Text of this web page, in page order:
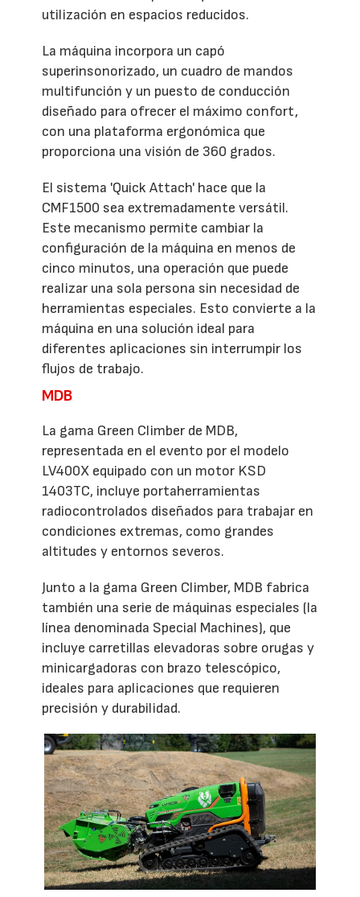
utilización en espacios reducidos.
La máquina incorpora un capó
superinsonorizado, un cuadro de mandos
multifunción y un puesto de conducción
diseñado para ofrecer el máximo confort,
con una plataforma ergonómica que
proporciona una visión de 360 grados.
El sistema 'Quick Attach' hace que la
CMF1500 sea extremadamente versátil.
Este mecanismo permite cambiar la
configuración de la máquina en menos de
cinco minutos, una operación que puede
realizar una sola persona sin necesidad de
herramientas especiales. Esto convierte a la
máquina en una solución ideal para
diferentes aplicaciones sin interrumpir los
flujos de trabajo.
MDB
La gama Green Climber de MDB,
representada en el evento por el modelo
LV400X equipado con un motor KSD
1403TC, incluye portaherramientas
radiocontrolados diseñados para trabajar en
condiciones extremas, como grandes
altitudes y entornos severos.
Junto a la gama Green Climber, MDB fabrica
también una serie de máquinas especiales (la
línea denominada Special Machines), que
incluye carretillas elevadoras sobre orugas y
minicargadoras con brazo telescópico,
ideales para aplicaciones que requieren
precisión y durabilidad.